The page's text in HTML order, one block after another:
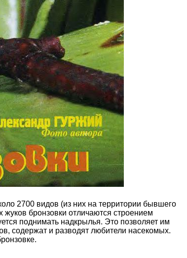
2700 видов (из них на территории бывшего
жуков бронзовки отличаются строением
поднимать надкрылья. Это позволяет им
содержат и разводят любители насекомых.